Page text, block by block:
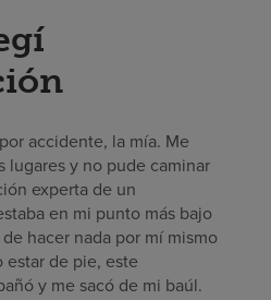
accidente, la mía. Me
y no pude caminar
experta de un
en mi punto más bajo
hacer nada por mí mismo
estar de pie, este
y me sacó de mi baúl.